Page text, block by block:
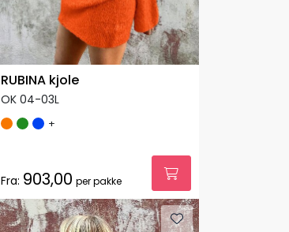
RUBINA kjole
OK 04-03L
+
Fra: 903,00 per pakke